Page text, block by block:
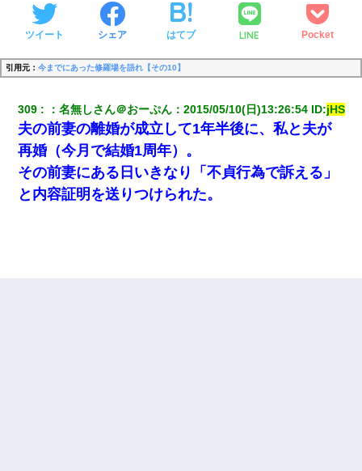
ツイート シェア はてブ LINE Pocket
引用元： 今までにあった修羅場を語れ【その10】
309 ：名無しさん＠おーぷん ：2015/05/10(日)13:26:54 ID:jHS
夫の前妻の離婚が成立して1年半後に、私と夫が
再婚（今月で結婚1周年）。
その前妻にある日いきなり「不貞行為で訴える」
と内容証明を送りつけられた。